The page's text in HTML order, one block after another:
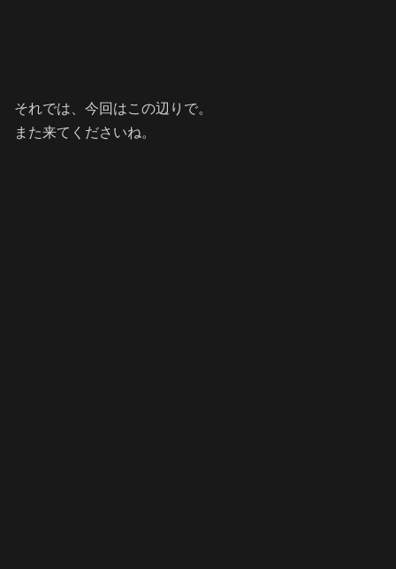
それでは、今回はこの辺りで。
また来てくださいね。